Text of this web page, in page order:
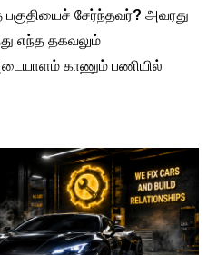
பகுதியைச் சேர்ந்தவர்? அவரது
எந்த தகவலும்
காணும் பணியில்